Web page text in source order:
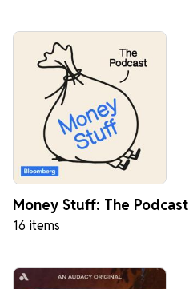
Money Stuff: The Podcast
16 items